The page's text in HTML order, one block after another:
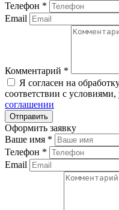
Телефон *
Email
Комментарий *
Я согласен на
соответствии с
соглашении
Оформить заявку
Ваше имя *
Телефон *
Email